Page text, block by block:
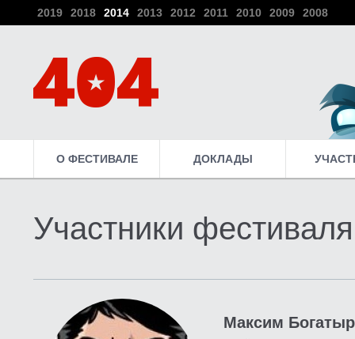
2019 2018 2014 2013 2012 2011 2010 2009 2008
О ФЕСТИВАЛЕ ДОКЛАДЫ
Участники фестиваля
Максим